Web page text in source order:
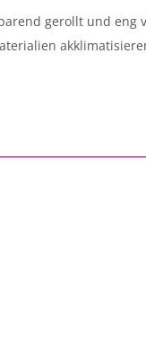
gerollt und eng